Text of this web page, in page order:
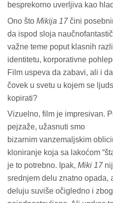
besprekorno uverljiva kao
Ono što Mikija 17čini
da ispod sloja
važne teme poput klasnih
identitetu, korporativne
Film uspeva da zabavi, ali i
čovek u svetu u kojem se
kopirati?
Vizuelno, film je impresivan.
pejzaže, užasnuti smo
bizarnim vanzemaljskim
kloniranje koja sa lakoćom
je to potrebno. Ipak, Miki 17
srednjem delu znatno opada,
deluju suviše očigledno i